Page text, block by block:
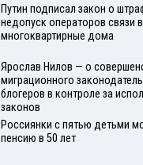
Путин подписал закон о
недопуск операторов связи в
многоквартирные дома
Ярослав Нилов — о
миграционного
блогеров в контроле за
законов
Россиянки с пятью детьми
пенсию в 50 лет